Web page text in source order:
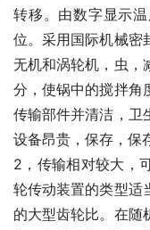
转移。由数字显示
位。采用国际机械密
无机和涡轮机，虫，
分，使锅中的搅拌角
传输部件并清洁，卫
设备昂贵，保存，保
2，传输相对较大，
轮传动装置的类型适
的大型齿轮比。在随